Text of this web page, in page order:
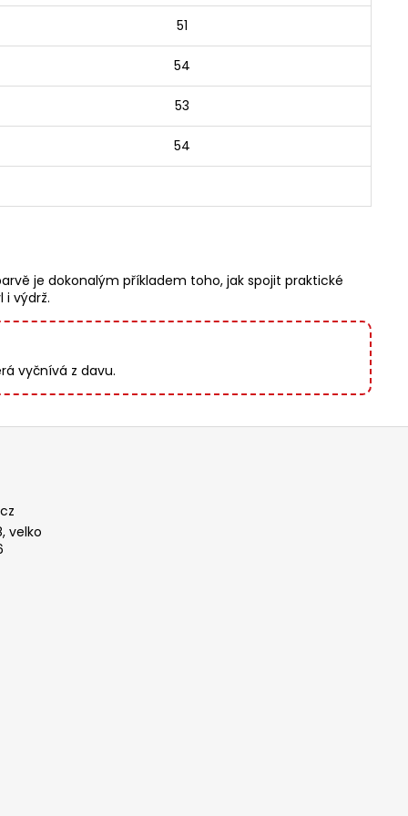
51
54
53
54
je dokonalým příkladem toho, jak spojit praktické
výdrž.
vyčnívá z davu.
velko